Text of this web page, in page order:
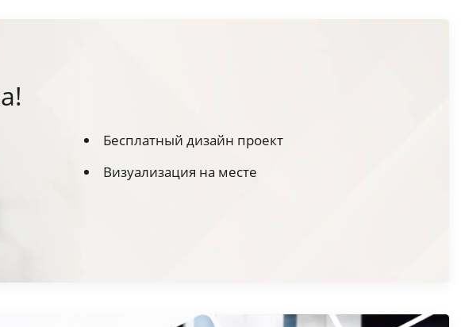
Бесплатный дизайн проект
Визуализация на месте